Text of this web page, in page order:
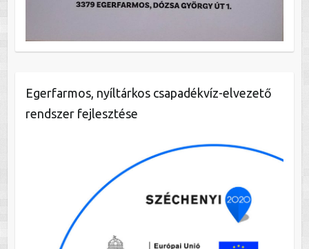
Egerfarmos, nyíltárkos csapadékvíz-elvezető
rendszer fejlesztése